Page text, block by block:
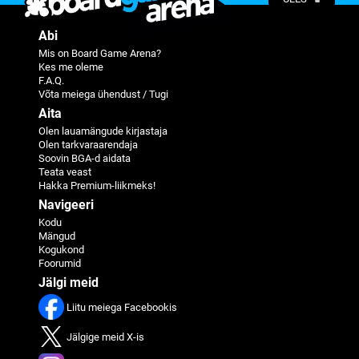
Abi
Mis on Board Game Arena?
Kes me oleme
F.A.Q.
Võta meiega ühendust / Tugi
Aita
Olen lauamängude kirjastaja
Olen tarkvaraarendaja
Soovin BGA-d aidata
Teata veast
Hakka Premium-liikmeks!
Navigeeri
Kodu
Mängud
Kogukond
Foorumid
Jälgi meid
Liitu meiega Facebookis
Jälgige meid X-is